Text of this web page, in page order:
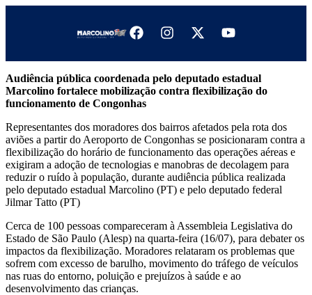
Audiência pública coordenada pelo deputado estadual
Marcolino fortalece mobilização contra flexibilização do
funcionamento de Congonhas
Representantes dos moradores dos bairros afetados pela rota dos
aviões a partir do Aeroporto de Congonhas se posicionaram contra a
flexibilização do horário de funcionamento das operações aéreas e
exigiram a adoção de tecnologias e manobras de decolagem para
reduzir o ruído à população, durante audiência pública realizada
pelo deputado estadual Marcolino (PT) e pelo deputado federal
Jilmar Tatto (PT)
Cerca de 100 pessoas compareceram à Assembleia Legislativa do
Estado de São Paulo (Alesp) na quarta-feira (16/07), para debater os
impactos da flexibilização. Moradores relataram os problemas que
sofrem com excesso de barulho, movimento do tráfego de veículos
nas ruas do entorno, poluição e prejuízos à saúde e ao
desenvolvimento das crianças.